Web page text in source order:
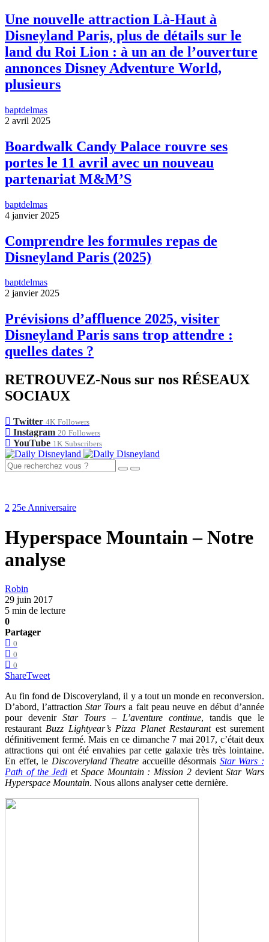
Une nouvelle attraction Là-Haut à
Disneyland Paris, plus de détails sur le
land du Roi Lion : à un an de l’ouverture
annonces Disney Adventure World,
plusieurs
baptdelmas
2 avril 2025
Boardwalk Candy Palace rouvre ses
portes le 11 avril avec un nouveau
partenariat M&M’S
baptdelmas
4 janvier 2025
Comprendre les formules repas de
Disneyland Paris (2025)
baptdelmas
2 janvier 2025
Prévisions d’affluence 2025, visiter
Disneyland Paris sans trop attendre :
quelles dates ?
RETROUVEZ-Nous sur nos RÉSEAUX
SOCIAUX
Twitter 4K Followers
Instagram 20 Followers
YouTube 1K Subscribers
2 25e Anniversaire
Hyperspace Mountain – Notre
analyse
Robin
29 juin 2017
5 min de lecture
0
Partager
0
0
0
ShareTweet
Au fin fond de Discoveryland, il y a tout un monde en reconversion.
D’abord, l’attractionStar Tours a fait peau neuve en début d’année
pour devenir Star Tours – L’aventure continue, tandis que le
restaurant Buzz Lightyear’s Pizza Planet Restaurantest surement
définitivement fermé. Mais en ce dimanche 7 mai 2017, c’était deux
attractions qui ont été envahies par cette galaxie très très lointaine.
En effet, le Discoveryland Theatre accueille désormais Star Wars :
Path of the Jedi et Space Mountain : Mission 2devientStar Wars
Hyperspace Mountain. Nous allons analyser cette dernière.